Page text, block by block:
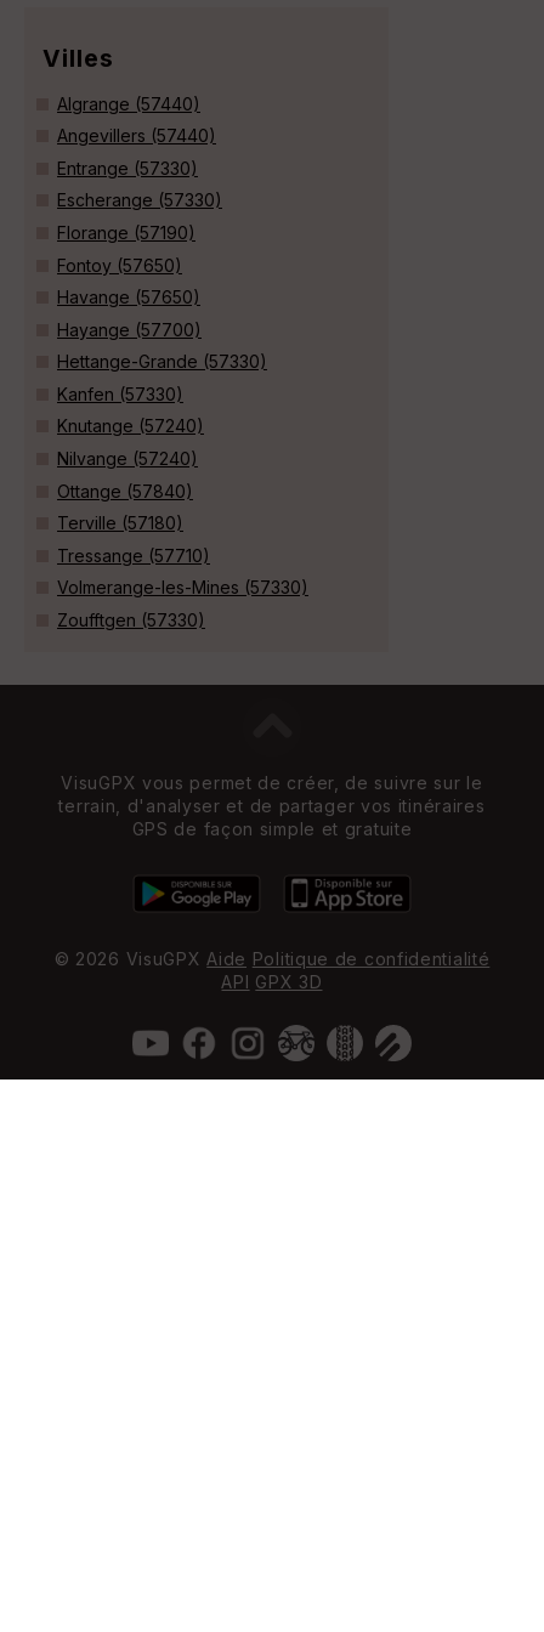
Villes
Algrange (57440)
Angevillers (57440)
Entrange (57330)
Escherange (57330)
Florange (57190)
Fontoy (57650)
Havange (57650)
Hayange (57700)
Hettange-Grande (57330)
Kanfen (57330)
Knutange (57240)
Nilvange (57240)
Ottange (57840)
Terville (57180)
Tressange (57710)
Volmerange-les-Mines (57330)
Zoufftgen (57330)
VisuGPX vous permet de créer, de suivre sur le
terrain, d'analyser et de partager vos itinéraires
GPS de façon simple et gratuite
© 2026 VisuGPX Aide Politique de confidentialité
API GPX 3D